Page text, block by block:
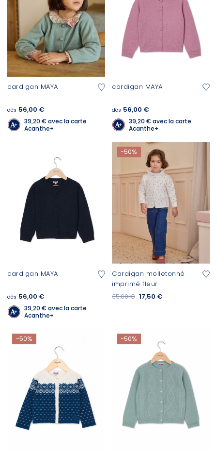
cardigan MAYA
dès 56,00 €
39,20 € avec la carte
Acanthe+
cardigan MAYA
dès 56,00 €
39,20 € avec la carte
Acanthe+
cardigan MAYA
dès 56,00 €
39,20 € avec la carte
Acanthe+
-50%
Cardigan molletonné
imprimé fleur
17,50 €
35,00 €
-50% -50%